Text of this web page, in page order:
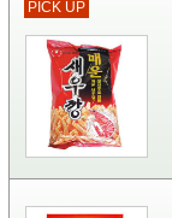
PICK UP